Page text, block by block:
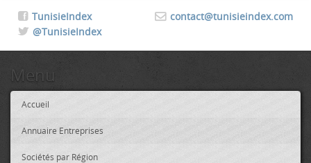
contact@tunisieindex.com
TunisieIndex
@TunisieIndex
Menu
Accueil
Annuaire Entreprises
Sociétés par Région